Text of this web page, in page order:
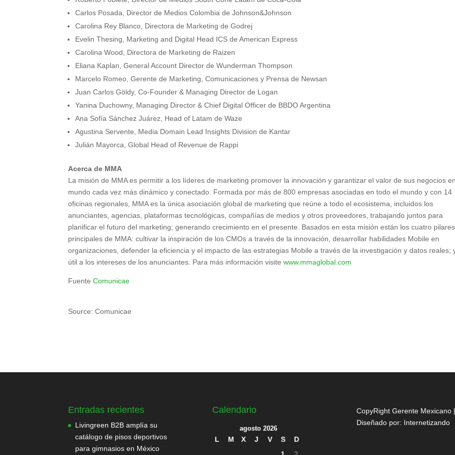
Carlos Posada, Director de Medios Colombia de Johnson&Johnson
Carolina Rey Blanco, Directora de Marketing de Godrej
Evelin Thesing, Marketing and Digital Head ICS de American Express
Carolina Wood, Directora de Marketing de Raizen
Eliana Kaplan, General Account Director de Wunderman Thompson
Marcelo Romeo, Gerente de Marketing, Comunicaciones y Prensa de Newsan
Juan Carlos Göldy, Co-Founder & Managing Director de Logan
Yanina Duchowny, Managing Director & Chief Digital Officer de BBDO Argentina
Ana Sofía Sánchez Juárez, Head of Latam de Waze
Agustina Servente, Media Domain Lead Insights Division de Kantar
Julián Mayorca, Global Head of Revenue de Rappi
Acerca de MMA
La misión de MMA es permitir a los líderes de marketing promover la innovación y garantizar el valor de sus negocios
mundo cada vez más dinámico y conectado. Formada por más de 800 empresas asociadas en todo el mundo y con 14
oficinas regionales, MMA es la única asociación global de marketing que reúne a todo el ecosistema, incluidos los
anunciantes, agencias, plataformas tecnológicas, compañías de medios y otros proveedores, trabajando juntos para
planificar el futuro del marketing; generando crecimiento en el presente. Basados en esta misión están los cuatro pilares
principales de MMA: cultivar la inspiración de los CMOs a través de la innovación, desarrollar habilidades Mobile en
organizaciones, defender la eficiencia y el impacto de las estrategias Mobile a través de la investigación y datos reales;
útil a los intereses de los anunciantes. Para más información visitewww.mmaglobal.com
FuenteComunicae
Source: Comunicae
Entradas recientes
Livingreen B2B amplía su
catálogo de pisos deportivos
para gimnasios en México
Calendario
agosto 2026
L M X J V S
D
CopyRight Gerente Mexicano |
Diseñado por: Internetizando